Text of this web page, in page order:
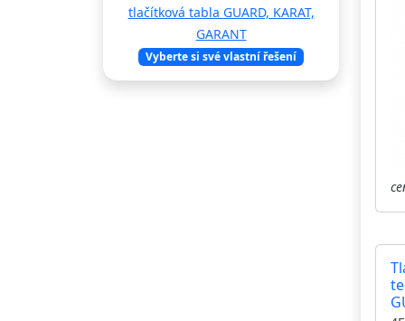
tlačítková tabla GUARD, KARAT,
GARANT
Vyberte si své vlastní řešení